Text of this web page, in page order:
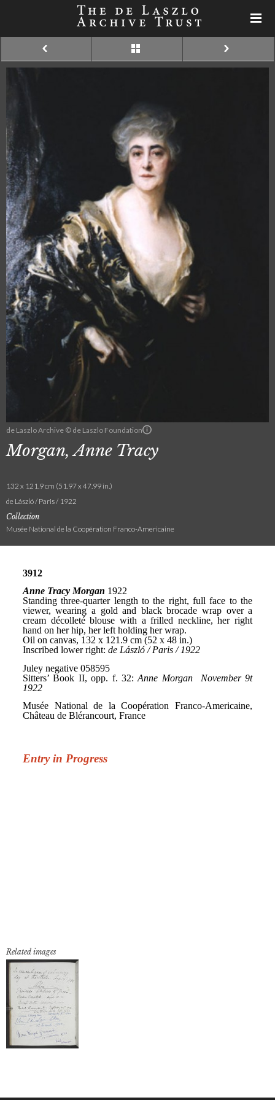
de Laszlo Archive © de Laszlo Foundation
Morgan, Anne Tracy
132 x 121.9 cm (51.97 x 47.99 in.)
de László / Paris / 1922
Collection
Musée National de la Coopération Franco-Americaine
Related images